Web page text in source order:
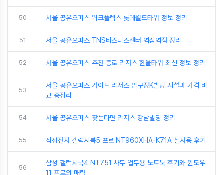
50 서울 공유오피스 워크플렉스 롯데월드타워 정보 정리
51 서울 공유오피스 TNS비즈니스센터 역삼역점 정리
52 서울 공유오피스 추천 종로 리저스 한올타워 최신 정보 정리
53
서울 공유오피스 가이드 리저스 압구정K빌딩 시설과 가격 비
교 총정리
54 서울 공유오피스 찾는다면 리저스 강남빌딩 정리
55 삼성전자 갤럭시북5 프로 NT960XHA-K71A 실사용 후기
56
삼성 갤럭시북4 NT751 사무 업무용 노트북 후기와 윈도우
11 프로의 매력